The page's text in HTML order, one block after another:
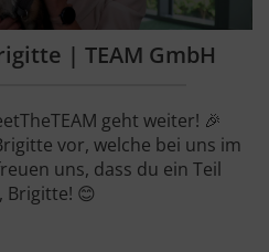
| TEAM GmbH
geht weiter! 🎉
vor, welche bei uns im
uns, dass du ein Teil
Brigitte! 😊